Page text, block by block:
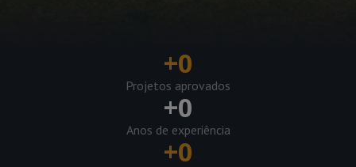
+0
Projetos aprovados
+0
Anos de experiência
+0